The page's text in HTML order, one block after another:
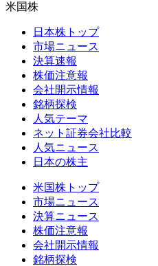
米国株
日本株トップ
市場ニュース
決算速報
株価注意報
会社開示情報
銘柄探検
人気テーマ
ネット証券会社比較
人気ニュース
日本の株主
米国株トップ
市場ニュース
決算ニュース
株価注意報
会社開示情報
銘柄探検